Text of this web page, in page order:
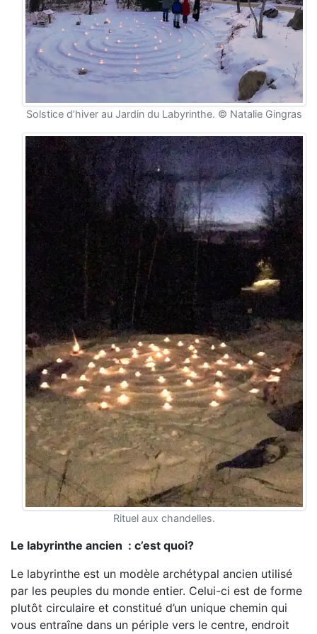
Solstice d’hiver au Jardin du Labyrinthe. © Natalie Gingras
Rituel aux chandelles.
Le labyrinthe ancien : c’est quoi?
Le labyrinthe est un modèle archétypal ancien utilisé
par les peuples du monde entier. Celui-ci est de forme
plutôt circulaire et constitué d’un unique chemin qui
vous entraîne dans un périple vers le centre, endroit